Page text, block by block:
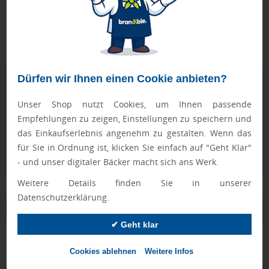
Dürfen wir Ihnen einen Cookie anbieten?
Unser Shop nutzt Cookies, um Ihnen passende
Empfehlungen zu zeigen, Einstellungen zu speichern und
das Einkaufserlebnis angenehm zu gestalten. Wenn das
für Sie in Ordnung ist, klicken Sie einfach auf "Geht Klar"
- und unser digitaler Bäcker macht sich ans Werk.
Weitere Details finden Sie in unserer
Datenschutzerklärung.
✔ Geht klar
Cookies ablehnen Weitere Infos
FASTLANE-Artikel werden nach Druckfreigabe priorisiert
Bei Mengen ab 500 Stück bitte die Lieferzeit anfragen!
Geprüft von Ewa
Nur Produkte, die unserenQualitätscheckbestehen,
schaffen es in den Shop.Mehr erfahren
Ewa Engel,
Qualitätssicherung